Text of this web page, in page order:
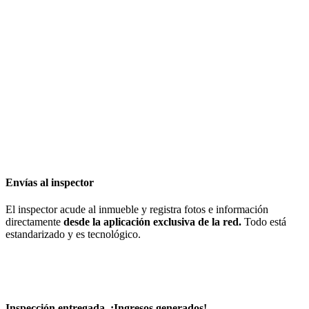
Envías al inspector
El inspector acude al inmueble y registra fotos e información
directamente desde la aplicación exclusiva de la red. Todo está
estandarizado y es tecnológico.